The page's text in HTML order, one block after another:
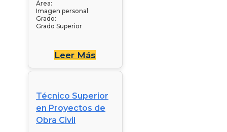
Área:
Imagen personal
Grado:
Grado Superior
Leer Más
Técnico Superior
en Proyectos de
Obra Civil